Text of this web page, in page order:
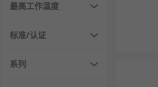
最高工作温度
标准/认证
系列